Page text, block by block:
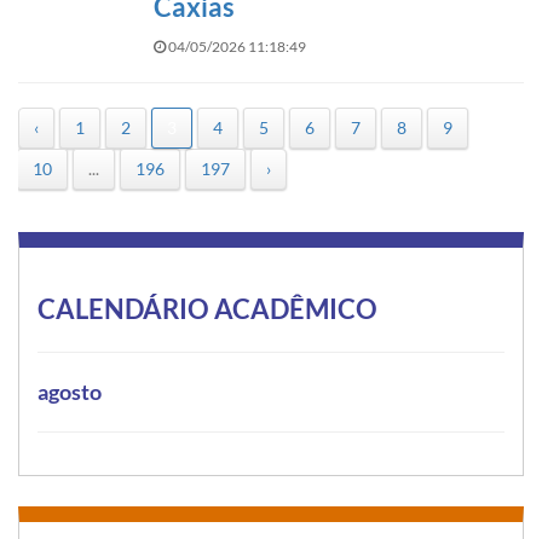
04/05/2026 11:18:49
‹ 1 2 4 5 6 7 8
9
10
... 196 197 ›
CALENDÁRIO ACADÊMICO
agosto